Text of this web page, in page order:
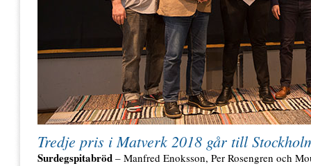
Tredje pris i Matverk 2018 går till
Surdegspitabröd – Manfred Enoksson, Per Rosengren och